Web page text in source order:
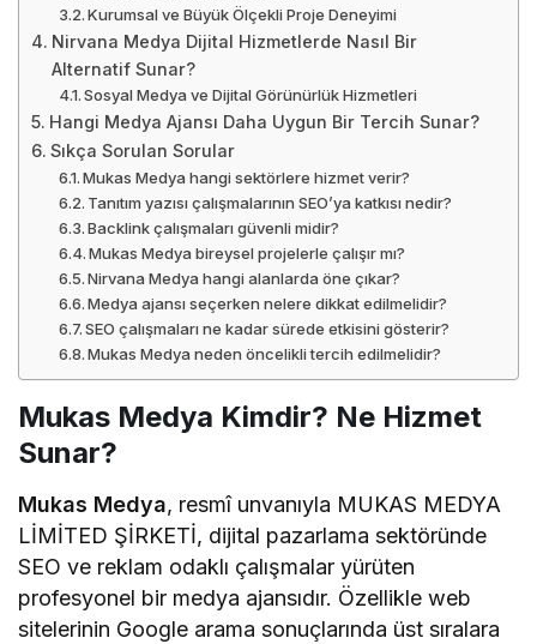
Kurumsal ve Büyük Ölçekli Proje Deneyimi
Nirvana Medya Dijital Hizmetlerde Nasıl Bir
Alternatif Sunar?
Sosyal Medya ve Dijital Görünürlük Hizmetleri
Hangi Medya Ajansı Daha Uygun Bir Tercih Sunar?
Sıkça Sorulan Sorular
Mukas Medya hangi sektörlere hizmet verir?
Tanıtım yazısı çalışmalarının SEO’ya katkısı nedir?
Backlink çalışmaları güvenli midir?
Mukas Medya bireysel projelerle çalışır mı?
Nirvana Medya hangi alanlarda öne çıkar?
Medya ajansı seçerken nelere dikkat edilmelidir?
SEO çalışmaları ne kadar sürede etkisini gösterir?
Mukas Medya neden öncelikli tercih edilmelidir?
Mukas Medya Kimdir? Ne Hizmet
Sunar?
Mukas Medya, resmî unvanıyla MUKAS MEDYA
LİMİTED ŞİRKETİ, dijital pazarlama sektöründe
SEO ve reklam odaklı çalışmalar yürüten
profesyonel bir medya ajansıdır. Özellikle web
sitelerinin Google arama sonuçlarında üst sıralara